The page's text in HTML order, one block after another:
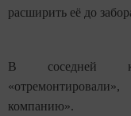
расширить её до
В соседней
компанию».